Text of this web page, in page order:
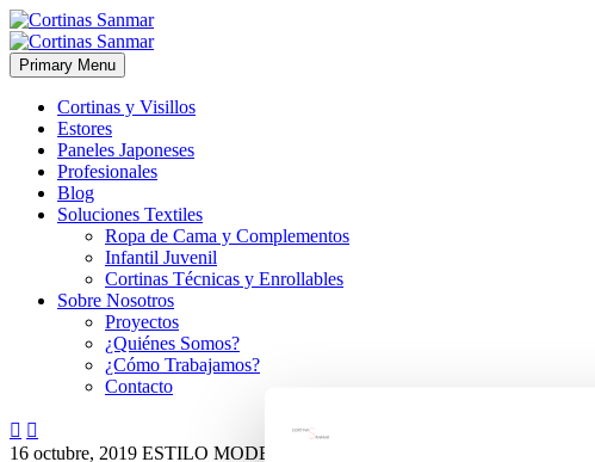
Primary Menu
Cortinas y Visillos
Estores
Paneles Japoneses
Profesionales
Blog
Soluciones Textiles
Ropa de Cama y Complementos
Infantil Juvenil
Cortinas Técnicas y Enrollables
Sobre Nosotros
Proyectos
¿Quiénes Somos?
¿Cómo Trabajamos?
Contacto
 
16 octubre, 2019 ESTILO MODERNO